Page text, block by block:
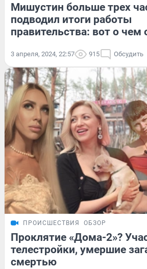
Мишустин больше трех
подводил итоги работы
правительства: вот о чем
3 апреля, 2024, 22:57 915 Обсудить
ПРОИСШЕСТВИЯ ОБЗОР
Проклятие «Дома-2»?
телестройки, умершие
смертью